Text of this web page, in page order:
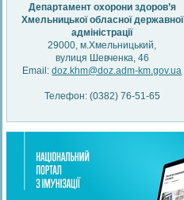
Департамент охорони здоров’я
Хмельницької обласної державної
адміністрації
29000, м.Хмельницький,
вулиця Шевченка, 46
Email:doz.khm@doz.adm-km.gov.ua
Телефон: (0382) 76-51-65